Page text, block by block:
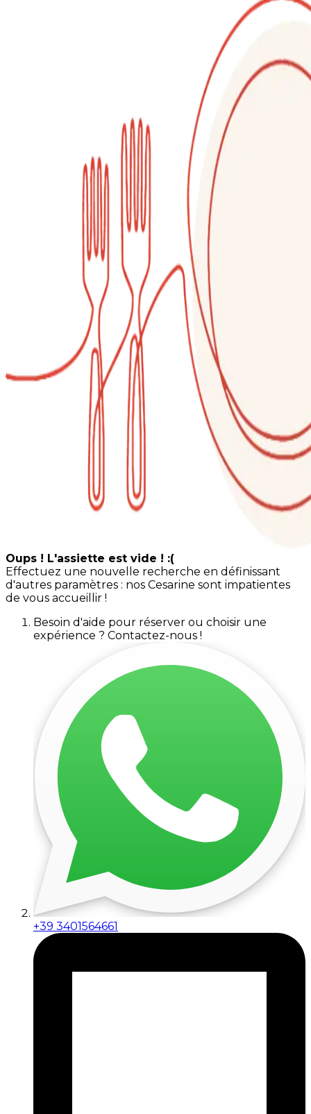
Oups ! L'assiette est vide ! :(
Effectuez une nouvelle recherche en définissant
d'autres paramètres : nos Cesarine sont impatientes
de vous accueillir !
Besoin d'aide pour réserver ou choisir une
expérience ? Contactez-nous !
+39 3401564661